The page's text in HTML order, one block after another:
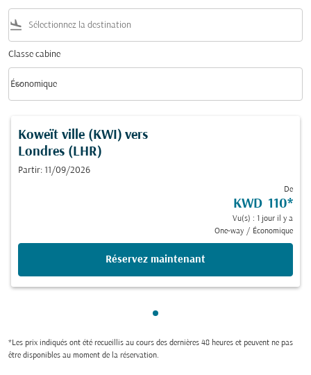
flight_land
Classe cabine
Classe cabine option Économique Selected
Économique
keyboard_arrow_down
Koweït ville (KWI) vers
Londres (LHR)
Partir: 11/09/2026
De
KWD 110*
Vu(s) : 1 jour il y a
One-way / Économique
Réservez maintenant
Showing cmp-pagination-
*Les prix indiqués ont été recueillis au cours des dernières 48 heures et peuvent ne pas
être disponibles au moment de la réservation.